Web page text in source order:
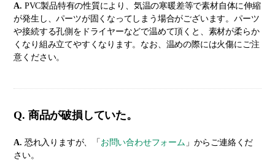
A. PVC製品特有の性質により、気温の寒暖差等で素材自体に伸縮
が発生し、パーツが固くなってしまう場合がございます。パーツ
や接続する孔側をドライヤーなどで温めて頂くと、素材が柔らか
くなり組み立てやすくなります。なお、温めの際には火傷にご注
意ください。
Q. 商品が破損していた。
A. 恐れ入りますが、「 お問い合わせフォーム 」からご連絡くだ
さい。